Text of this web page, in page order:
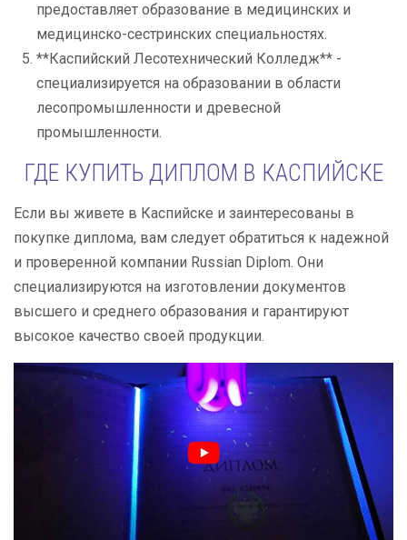
предоставляет образование в медицинских и
медицинско-сестринских специальностях.
**Каспийский Лесотехнический Колледж** -
специализируется на образовании в области
лесопромышленности и древесной
промышленности.
ГДЕ КУПИТЬ ДИПЛОМ В КАСПИЙСКЕ
Если вы живете в Каспийске и заинтересованы в
покупке диплома, вам следует обратиться к надежной
и проверенной компании Russian Diplom. Они
специализируются на изготовлении документов
высшего и среднего образования и гарантируют
высокое качество своей продукции.